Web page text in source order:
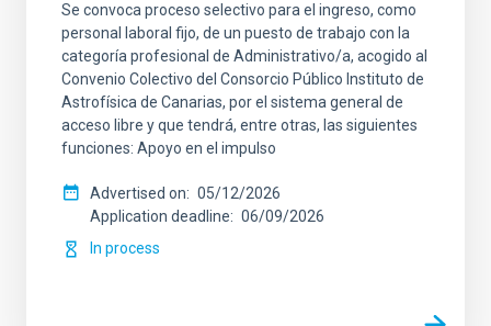
Se convoca proceso selectivo para el ingreso, como
personal laboral fijo, de un puesto de trabajo con la
categoría profesional de Administrativo/a, acogido al
Convenio Colectivo del Consorcio Público Instituto de
Astrofísica de Canarias, por el sistema general de
acceso libre y que tendrá, entre otras, las siguientes
funciones: Apoyo en el impulso
Advertised on
05/12/2026
Application deadline
06/09/2026
In process